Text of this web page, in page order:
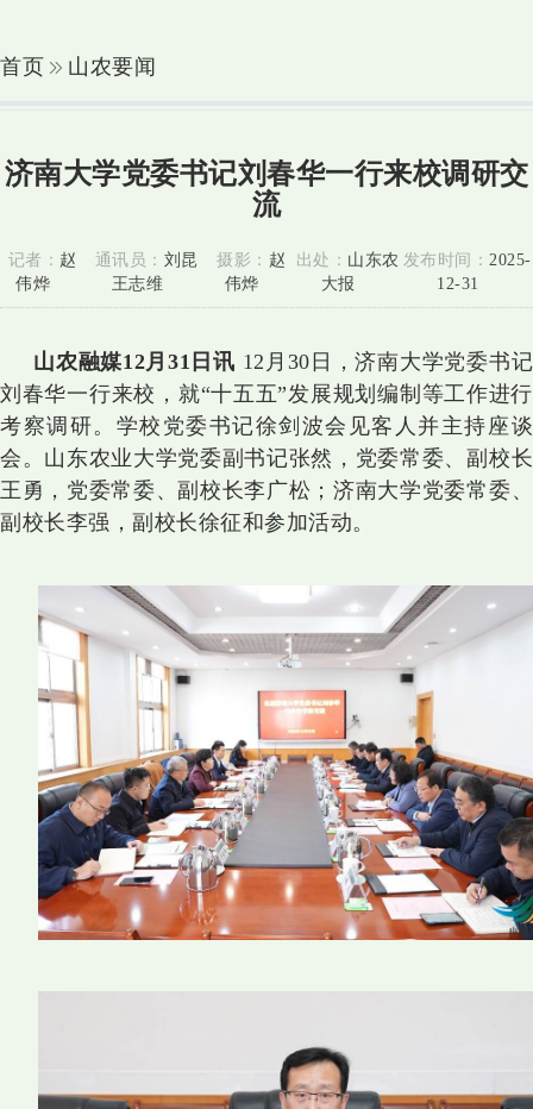
首页 山农要闻
济南大学党委书记刘春华一行来校调研交
流
记者： 赵
伟烨
通讯员： 刘昆
王志维
摄影： 赵
伟烨
出处： 山东农
大报
发布时间： 2025-
12-31
山农融媒12月31日讯 12月30日，济南大学党委书记
刘春华一行来校，就“十五五”发展规划编制等工作进行
考察调研。学校党委书记徐剑波会见客人并主持座谈
会。山东农业大学党委副书记张然，党委常委、副校长
王勇，党委常委、副校长李广松；济南大学党委常委、
副校长李强，副校长徐征和参加活动。